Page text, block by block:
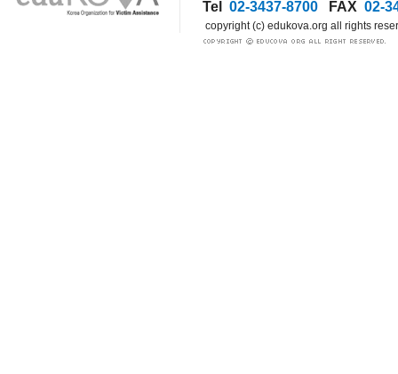
Tel 02-3437-8700 FAX 02-
copyright (c) edukova.org all rights